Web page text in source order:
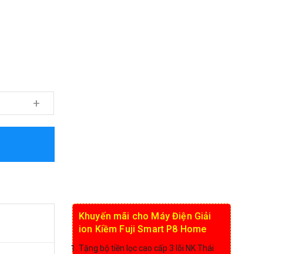
+
Khuyến mãi cho Máy Điện Giải
ion Kiềm Fuji Smart P8 Home
Tặng bộ tiền lọc cao cấp 3 lõi NK Thái